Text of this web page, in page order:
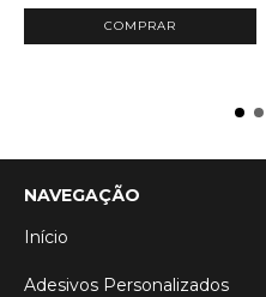
NAVEGAÇÃO
Início
Adesivos Personalizados